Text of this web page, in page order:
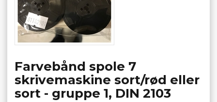
Farvebånd spole 7
skrivemaskine sort/rød eller
sort - gruppe 1, DIN 2103